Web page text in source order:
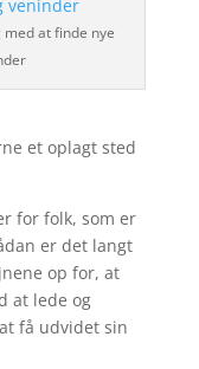
at finde nye
et oplagt sted
for folk, som er
er det langt
op for, at
at lede og
få udvidet sin